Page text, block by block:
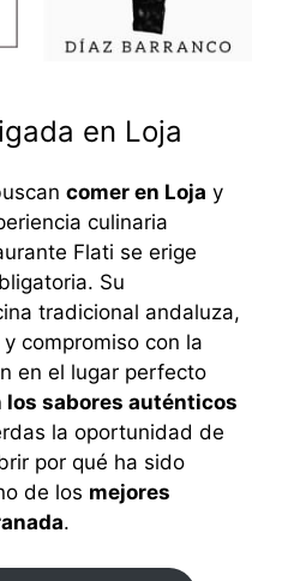
en Loja
comer en Loja y
culinaria
Flati se erige
Su
tradicional andaluza,
compromiso con la
en el lugar perfecto
los sabores auténticos
la oportunidad de
por qué ha sido
de los mejores
.